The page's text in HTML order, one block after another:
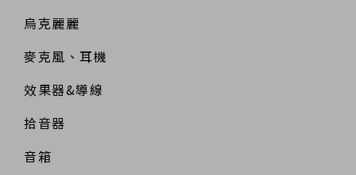
烏克麗麗
麥克風、耳機
效果器&導線
拾音器
音箱